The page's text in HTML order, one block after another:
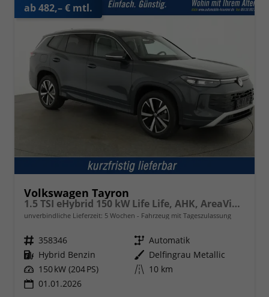
ab 482,– € mtl.
Volkswagen Tayron
1.5 TSI eHybrid 150 kW Life Life, AHK, AreaView, Side, Navi, Winter, 5-J. Garantie
unverbindliche Lieferzeit: 5 Wochen Fahrzeug mit Tageszulassung
Fahrzeugnr. 358346 Getriebe Automatik
Kraftstoff Hybrid Benzin Außenfarbe Delfingrau Metallic
Leistung 150 kW (204 PS) Kilometerstand 10 km
01.01.2026